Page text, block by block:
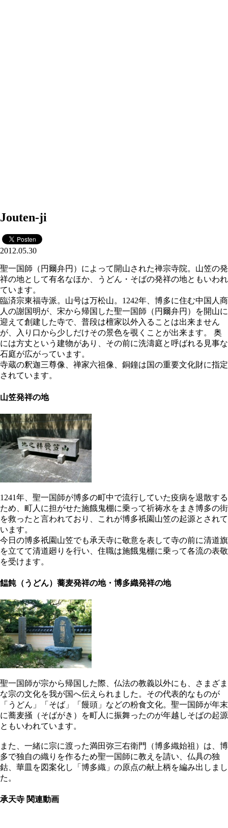
Jouten-ji
2012.05.30
聖一国師（円爾弁円）によって開山された禅宗寺院。山笠の発
祥の地として有名なほか、うどん・そばの発祥の地ともいわれ
ています。
臨済宗東福寺派。山号は万松山。1242年、博多に住む中国人商
人の謝国明が、宋から帰国した聖一国師（円爾弁円）を開山に
迎えて創建した寺で、普段は檀家以外入ることは出来ません
が、入り口から少しだけその景色を覗くことが出来ます。 奥
には方丈という建物があり、その前に洗濤庭と呼ばれる見事な
石庭が広がっています。
寺蔵の釈迦三尊像、禅家六祖像、銅鐘は国の重要文化財に指定
されています。
山笠発祥の地
1241年、聖一国師が博多の町中で流行していた疫病を退散する
ため、町人に担がせた施餓鬼棚に乗って祈祷水をまき博多の街
を救ったと言われており、これが博多祇園山笠の起源とされて
います。
今日の博多祇園山笠でも承天寺に敬意を表して寺の前に清道旗
を立てて清道廻りを行い、住職は施餓鬼棚に乗って各流の表敬
を受けます。
饂飩（うどん）蕎麦発祥の地・博多織発祥の地
聖一国師が宗から帰国した際、仏法の教義以外にも、さまざま
な宗の文化を我が国へ伝えられました。その代表的なものが
「うどん」「そば」「饅頭」などの粉食文化。聖一国師が年末
に蕎麦掻（そばがき）を町人に振舞ったのが年越しそばの起源
ともいわれています。
また、一緒に宗に渡った満田弥三右衛門（博多織始祖）は、博
多で独自の織りを作るため聖一国師に教えを請い、仏具の独
鈷、華皿を図案化し「博多織」の原点の献上柄を編み出しまし
た。
承天寺 関連動画